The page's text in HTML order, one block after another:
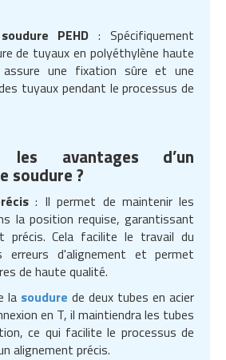
PEHD : Spécifiquement
de tuyaux en polyéthylène haute
assure une fixation sûre et une
tuyaux pendant le processus de
avantages d’un
soudure ?
: Il permet de maintenir les
la position requise, garantissant
précis. Cela facilite le travail du
erreurs d'alignement et permet
de haute qualité.
la soudure de deux tubes en acier
en T, il maintiendra les tubes
ce qui facilite le processus de
alignement précis.